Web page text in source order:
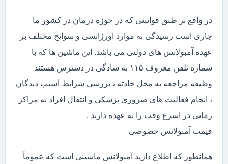
در واقع بر طبق قوانینی که در حوزه درمان در کشور ما
جاری است رسیدگی به موارد اورژانسی و سوانح مختلف بر
عهده آمبولانس های دولتی می باشد. این ماشین ها که با
شماره تلفن معروف ۱۱۵ به سادگی در دسترس هستند
وظیفه مراجعه به محل حادثه ، بررسی شرایط آسیب دیدگان
، انجام فعالیت های ضروری پزشکی و انتقال افراد به مراکز
رمانی در اسرع وقت را به عهده دارند .
قیمت آمبولانس خصوصی
همانطور که اطلاع دارید آمبولانس ماشینی است که عموماً